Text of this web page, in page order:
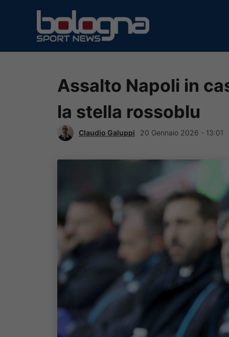
contenuto
Assalto Napoli in
la stella rossoblu
Claudio Galuppi 20 Gennaio 2026 - 13:01